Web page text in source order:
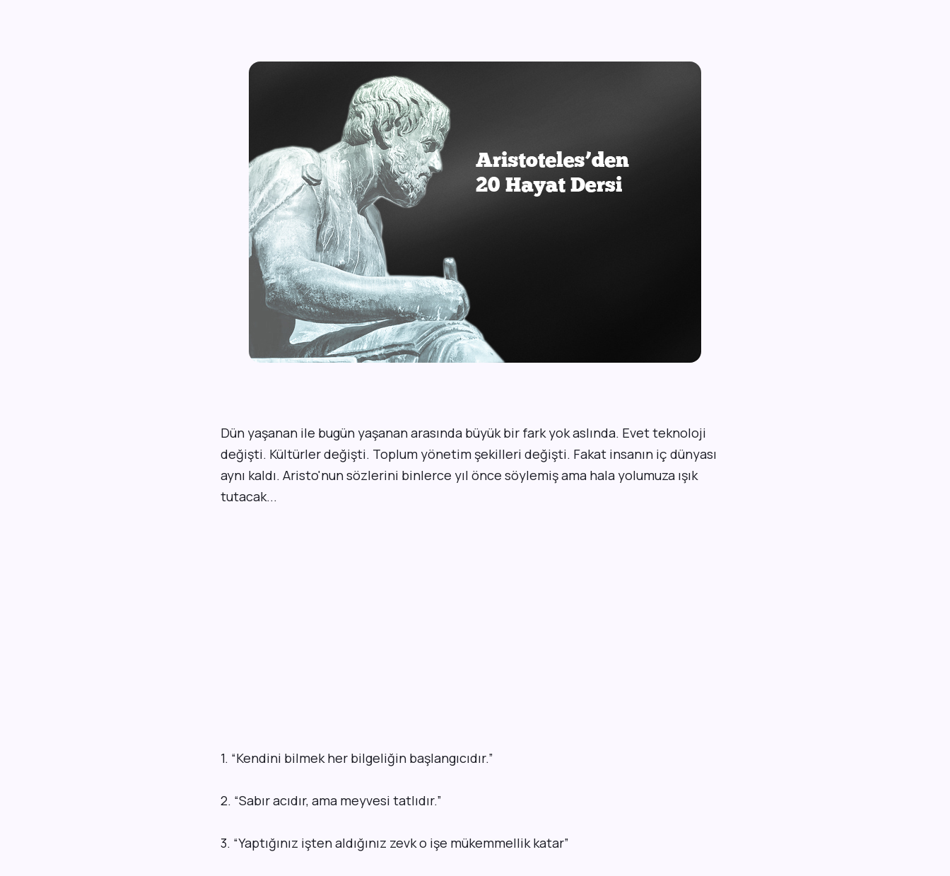
Dün yaşanan ile bugün yaşanan arasında büyük bir fark yok aslında. Evet teknoloji
değişti. Kültürler değişti. Toplum yönetim şekilleri değişti. Fakat insanın iç dünyası
aynı kaldı. Aristo'nun sözlerini binlerce yıl önce söylemiş ama hala yolumuza ışık
tutacak...
1. “Kendini bilmek her bilgeliğin başlangıcıdır.”
2. “Sabır acıdır, ama meyvesi tatlıdır.”
3. “Yaptığınız işten aldığınız zevk o işe mükemmellik katar”